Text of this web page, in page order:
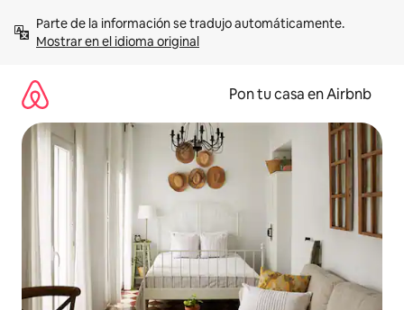
contenidoMostrar en el idioma original
Pon tu casa en Airbnb